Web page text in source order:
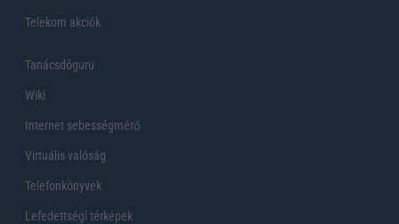
Telekom akciók
Tanácsdóguru
Wiki
Internet sebességmérő
Virtuális valóság
Telefonkönyvek
Lefedettségi térképek